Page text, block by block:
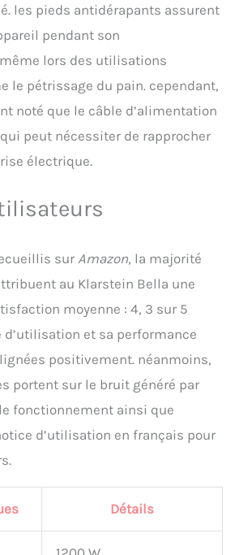
les pieds antidérapants assurent
pendant son
lors des utilisations
le pétrissage du pain. cependant,
noté que le câble d’alimentation
peut nécessiter de rapprocher
électrique.
sur Amazon, la majorité
au Klarstein Bella une
moyenne : 4, 3 sur 5
et sa performance
positivement. néanmoins,
portent sur le bruit généré par
fonctionnement ainsi que
d’utilisation en français pour
Détails